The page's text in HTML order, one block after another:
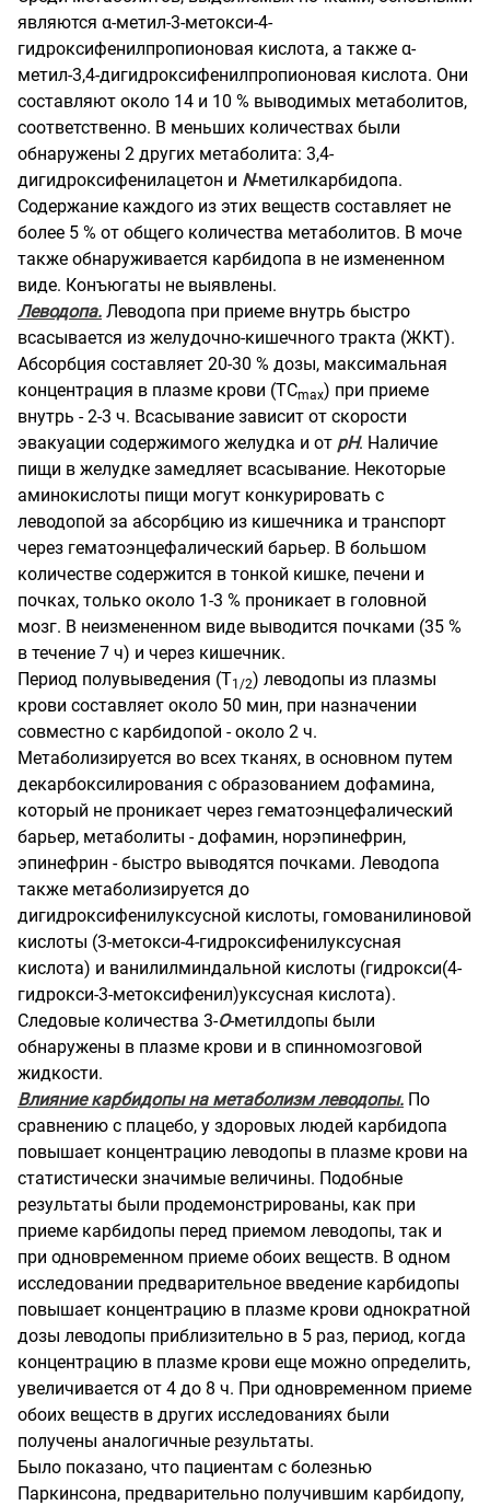
являются α-метил-3-метокси-4-
гидроксифенилпропионовая кислота, а также α-
метил-3,4-дигидроксифенилпропионовая кислота. Они
составляют около 14 и 10 % выводимых метаболитов,
соответственно. В меньших количествах были
обнаружены 2 других метаболита: 3,4-
дигидроксифенилацетон и N-метилкарбидопа.
Содержание каждого из этих веществ составляет не
более 5 % от общего количества метаболитов. В моче
также обнаруживается карбидопа в не измененном
виде. Конъюгаты не выявлены.
Леводопа. Леводопа при приеме внутрь быстро
всасывается из желудочно-кишечного тракта (ЖКТ).
Абсорбция составляет 20-30 % дозы, максимальная
концентрация в плазме крови (ТСmах) при приеме
внутрь - 2-3 ч. Всасывание зависит от скорости
эвакуации содержимого желудка и от рН. Наличие
пищи в желудке замедляет всасывание. Некоторые
аминокислоты пищи могут конкурировать с
леводопой за абсорбцию из кишечника и транспорт
через гематоэнцефалический барьер. В большом
количестве содержится в тонкой кишке, печени и
почках, только около 1-3 % проникает в головной
мозг. В неизмененном виде выводится почками (35 %
в течение 7 ч) и через кишечник.
Период полувыведения (Т1/2) леводопы из плазмы
крови составляет около 50 мин, при назначении
совместно с карбидопой - около 2 ч.
Метаболизируется во всех тканях, в основном путем
декарбоксилирования с образованием дофамина,
который не проникает через гематоэнцефалический
барьер, метаболиты - дофамин, норэпинефрин,
эпинефрин - быстро выводятся почками. Леводопа
также метаболизируется до
дигидроксифенилуксусной кислоты, гомованилиновой
кислоты (3-метокси-4-гидроксифенилуксусная
кислота) и ванилилминдальной кислоты (гидрокси(4-
гидрокси-3-метоксифенил)уксусная кислота).
Следовые количества 3-О-метилдопы были
обнаружены в плазме крови и в спинномозговой
жидкости.
Влияние карбидопы на метаболизм леводопы. По
сравнению с плацебо, у здоровых людей карбидопа
повышает концентрацию леводопы в плазме крови на
статистически значимые величины. Подобные
результаты были продемонстрированы, как при
приеме карбидопы перед приемом леводопы, так и
при одновременном приеме обоих веществ. В одном
исследовании предварительное введение карбидопы
повышает концентрацию в плазме крови однократной
дозы леводопы приблизительно в 5 раз, период, когда
концентрацию в плазме крови еще можно определить,
увеличивается от 4 до 8 ч. При одновременном приеме
обоих веществ в других исследованиях были
получены аналогичные результаты.
Было показано, что пациентам с болезнью
Паркинсона, предварительно получившим карбидопу,